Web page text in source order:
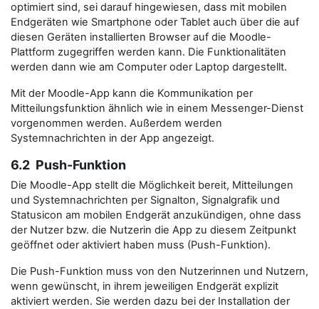
optimiert sind, sei darauf hingewiesen, dass mit mobilen
Endgeräten wie Smartphone oder Tablet auch über die auf
diesen Geräten installierten Browser auf die Moodle-
Plattform zugegriffen werden kann. Die Funktionalitäten
werden dann wie am Computer oder Laptop dargestellt.
Mit der Moodle-App kann die Kommunikation per
Mitteilungsfunktion ähnlich wie in einem Messenger-Dienst
vorgenommen werden. Außerdem werden
Systemnachrichten in der App angezeigt.
6.2 Push-Funktion
Die Moodle-App stellt die Möglichkeit bereit, Mitteilungen
und Systemnachrichten per Signalton, Signalgrafik und
Statusicon am mobilen Endgerät anzukündigen, ohne dass
der Nutzer bzw. die Nutzerin die App zu diesem Zeitpunkt
geöffnet oder aktiviert haben muss (Push-Funktion).
Die Push-Funktion muss von den Nutzerinnen und Nutzern,
wenn gewünscht, in ihrem jeweiligen Endgerät explizit
aktiviert werden. Sie werden dazu bei der Installation der